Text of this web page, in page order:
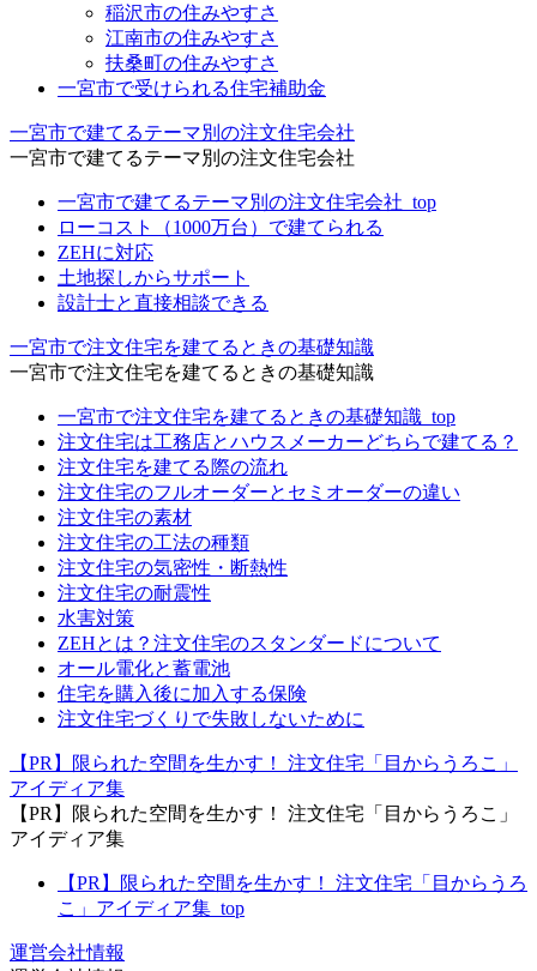
稲沢市の住みやすさ
江南市の住みやすさ
扶桑町の住みやすさ
一宮市で受けられる住宅補助金
一宮市で建てるテーマ別の注文住宅会社
一宮市で建てるテーマ別の注文住宅会社
一宮市で建てるテーマ別の注文住宅会社_top
ローコスト（1000万台）で建てられる
ZEHに対応
土地探しからサポート
設計士と直接相談できる
一宮市で注文住宅を建てるときの基礎知識
一宮市で注文住宅を建てるときの基礎知識
一宮市で注文住宅を建てるときの基礎知識_top
注文住宅は工務店とハウスメーカーどちらで建てる？
注文住宅を建てる際の流れ
注文住宅のフルオーダーとセミオーダーの違い
注文住宅の素材
注文住宅の工法の種類
注文住宅の気密性・断熱性
注文住宅の耐震性
水害対策
ZEHとは？注文住宅のスタンダードについて
オール電化と蓄電池
住宅を購入後に加入する保険
注文住宅づくりで失敗しないために
【PR】限られた空間を生かす！ 注文住宅「目からうろこ」
アイディア集
【PR】限られた空間を生かす！ 注文住宅「目からうろこ」
アイディア集
【PR】限られた空間を生かす！ 注文住宅「目からうろ
こ」アイディア集_top
運営会社情報